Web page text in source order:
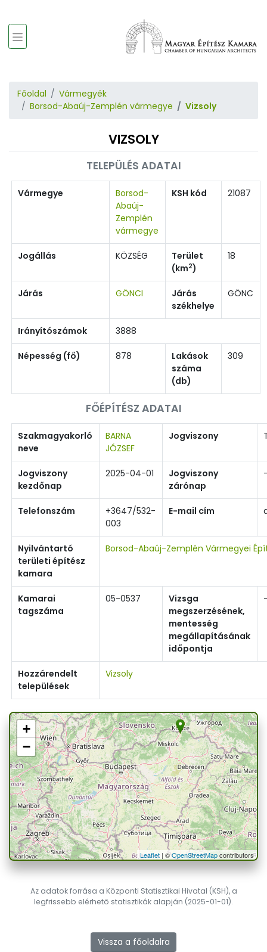
Főoldal
Vármegyék
Borsod-Abaúj-Zemplén vármegye
Vizsoly
VIZSOLY
TELEPÜLÉS ADATAI
Vármegye
Borsod-
Abaúj-
Zemplén
vármegye
KSH kód 21087
Jogállás KÖZSÉG
Terület
(km2)
18
Járás GÖNCI
Járás
székhelye
GÖNC
Irányítószámok 3888
Népesség (fő) 878
Lakások
száma
(db)
309
FŐÉPÍTÉSZ ADATAI
Szakmagyakorló
neve
BARNA
JÓZSEF
Jogviszony
Jogviszony
kezdőnap
2025-04-01
Jogviszony
zárónap
Telefonszám
+3647/532-
003
E-mail cím
Nyilvántartó
területi építész
kamara
Borsod-Abaúj-Zemplén Vármegyei
Kamarai
tagszáma
05-0537
Vizsga
megszerzésének,
mentesség
megállapításának
időpontja
Hozzárendelt
települések
Vizsoly
+
−
Leaflet| ©OpenStreetMapcontributors
Az adatok forrása a Központi Statisztikai Hivatal (KSH), a
legfrissebb elérhető statisztikák alapján (2025-01-01).
Vissza a főoldalra